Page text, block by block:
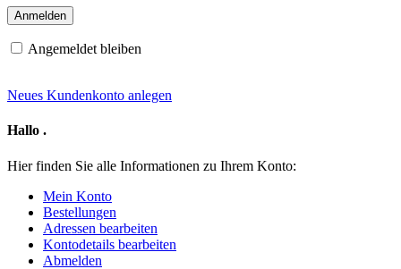
Angemeldet bleiben
Neues Kundenkonto anlegen
Hallo .
Hier finden Sie alle Informationen zu Ihrem Konto:
Mein Konto
Bestellungen
Adressen bearbeiten
Kontodetails bearbeiten
Abmelden